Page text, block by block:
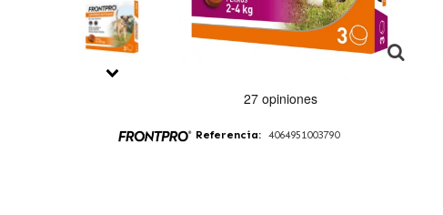
Referencia: 4064951003790